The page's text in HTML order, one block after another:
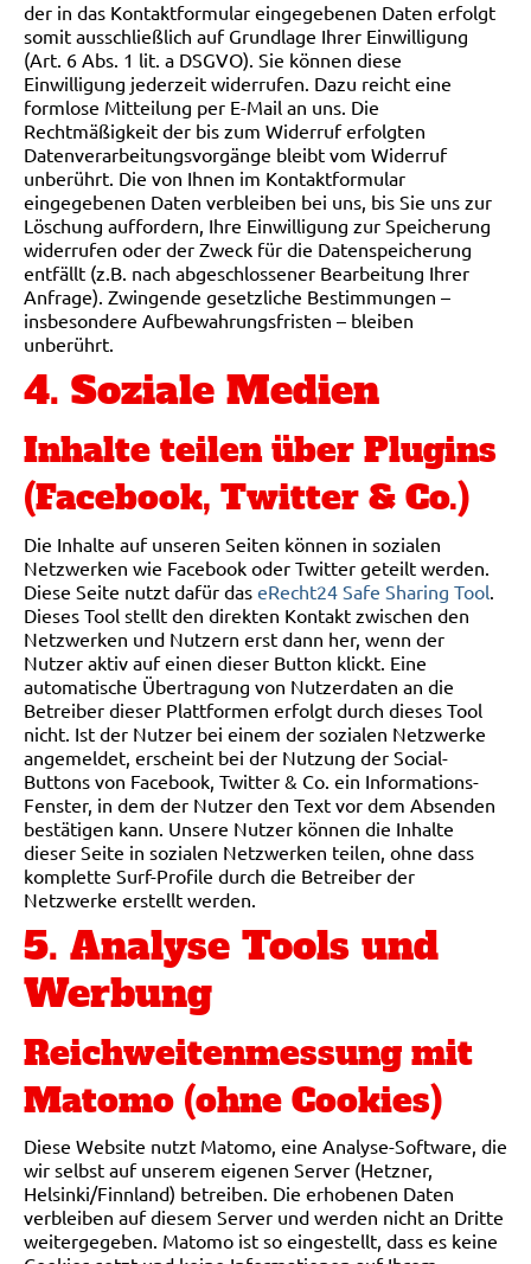
der in das Kontaktformular eingegebenen Daten erfolgt
somit ausschließlich auf Grundlage Ihrer Einwilligung
(Art. 6 Abs. 1 lit. a DSGVO). Sie können diese
Einwilligung jederzeit widerrufen. Dazu reicht eine
formlose Mitteilung per E-Mail an uns. Die
Rechtmäßigkeit der bis zum Widerruf erfolgten
Datenverarbeitungsvorgänge bleibt vom Widerruf
unberührt. Die von Ihnen im Kontaktformular
eingegebenen Daten verbleiben bei uns, bis Sie uns zur
Löschung auffordern, Ihre Einwilligung zur Speicherung
widerrufen oder der Zweck für die Datenspeicherung
entfällt (z.B. nach abgeschlossener Bearbeitung Ihrer
Anfrage). Zwingende gesetzliche Bestimmungen –
insbesondere Aufbewahrungsfristen – bleiben
unberührt.
4. Soziale Medien
Inhalte teilen über Plugins
(Facebook, Twitter & Co.)
Die Inhalte auf unseren Seiten können in sozialen
Netzwerken wie Facebook oder Twitter geteilt werden.
Diese Seite nutzt dafür das eRecht24 Safe Sharing Tool
Dieses Tool stellt den direkten Kontakt zwischen den
Netzwerken und Nutzern erst dann her, wenn der
Nutzer aktiv auf einen dieser Button klickt. Eine
automatische Übertragung von Nutzerdaten an die
Betreiber dieser Plattformen erfolgt durch dieses Tool
nicht. Ist der Nutzer bei einem der sozialen Netzwerke
angemeldet, erscheint bei der Nutzung der Social-
Buttons von Facebook, Twitter & Co. ein Informations-
Fenster, in dem der Nutzer den Text vor dem Absenden
bestätigen kann. Unsere Nutzer können die Inhalte
dieser Seite in sozialen Netzwerken teilen, ohne dass
komplette Surf-Profile durch die Betreiber der
Netzwerke erstellt werden.
5. Analyse Tools und
Werbung
Reichweitenmessung mit
Matomo (ohne Cookies)
Diese Website nutzt Matomo, eine Analyse-Software, die
wir selbst auf unserem eigenen Server (Hetzner,
Helsinki/Finnland) betreiben. Die erhobenen Daten
verbleiben auf diesem Server und werden nicht an Dritte
weitergegeben. Matomo ist so eingestellt, dass es keine